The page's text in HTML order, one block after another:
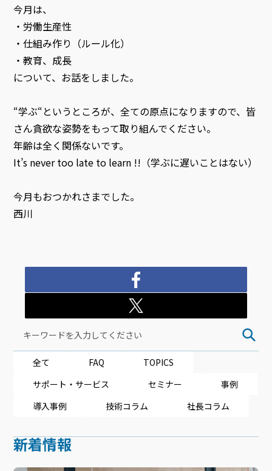
今月は、
・労働生産性
・仕組み作り（ルール化）
・教育、成長
について、お話をしました。
“学ぶ“というところが、全ての原点になりますので、皆
さん貪欲な姿勢をもって取り組んでください。
年齢は全く関係ないです。
It’s never too late to learn !!（学ぶに遅いことはない）
今月もおつかれさまでした。
西川
全て FAQ
TOPICS
サポート・サービス
セミナー
事例
導入事例
技術コラム 社長コラム
新着情報